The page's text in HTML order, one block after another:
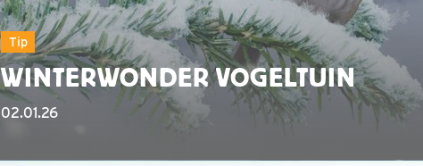
Tip
WINTERWONDER VOGELTUIN
02.01.26